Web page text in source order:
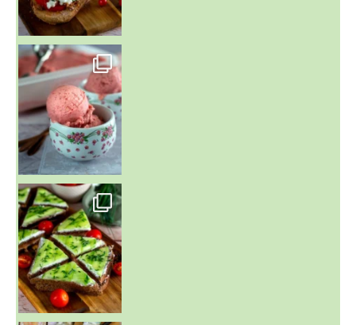
~ NICE CREAM À LA FRAISE ~
Presque un mois que